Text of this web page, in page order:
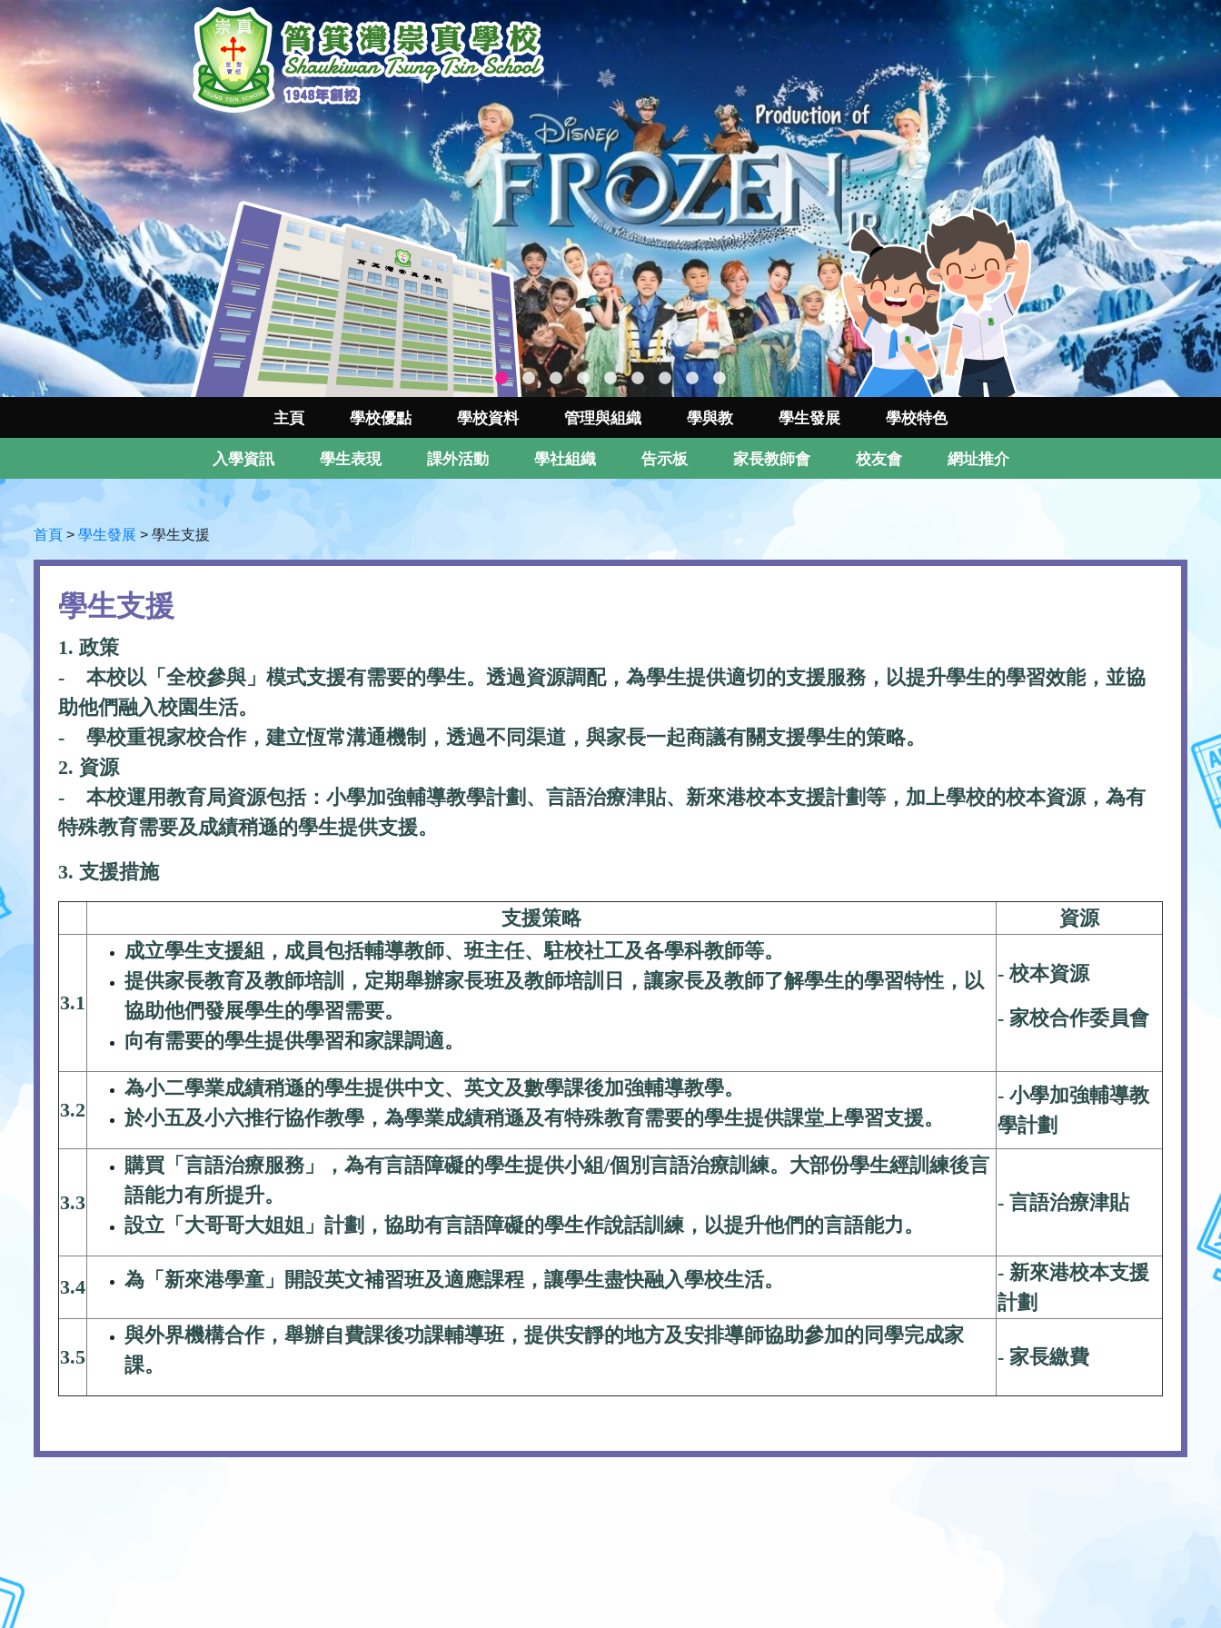
主頁 學校優點 學校資料 管理與組織 學與教 學生發展 學校特色
入學資訊 學生表現 課外活動 學社組織 告示板 家長教師會 校友會 網址推介
首頁 > 學生發展 > 學生支援
學生支援
1. 政策
- 本校以「全校參與」模式支援有需要的學生。透過資源調配，為學生提供適切的支援服務，以提升學生的學習效能，並協
助他們融入校園生活。
- 學校重視家校合作，建立恆常溝通機制，透過不同渠道，與家長一起商議有關支援學生的策略。
2. 資源
- 本校運用教育局資源包括：小學加強輔導教學計劃、言語治療津貼、新來港校本支援計劃等，加上學校的校本資源，為有
特殊教育需要及成績稍遜的學生提供支援。
3. 支援措施
支援策略 資源
3.1
成立學生支援組，成員包括輔導教師、班主任、駐校社工及各學科教師等。
提供家長教育及教師培訓，定期舉辦家長班及教師培訓日，讓家長及教師了解學生的學習特性，以
協助他們發展學生的學習需要。
向有需要的學生提供學習和家課調適。
- 校本資源
- 家校合作委員會
3.2
為小二學業成績稍遜的學生提供中文、英文及數學課後加強輔導教學。
於小五及小六推行協作教學，為學業成績稍遜及有特殊教育需要的學生提供課堂上學習支援。
- 小學加強輔導教
學計劃
3.3
購買「言語治療服務」，為有言語障礙的學生提供小組/個別言語治療訓練。大部份學生經訓練後言
語能力有所提升。
設立「大哥哥大姐姐」計劃，協助有言語障礙的學生作說話訓練，以提升他們的言語能力。
- 言語治療津貼
3.4 為「新來港學童」開設英文補習班及適應課程，讓學生盡快融入學校生活。
- 新來港校本支援
計劃
3.5
與外界機構合作，舉辦自費課後功課輔導班，提供安靜的地方及安排導師協助參加的同學完成家
課。
- 家長繳費